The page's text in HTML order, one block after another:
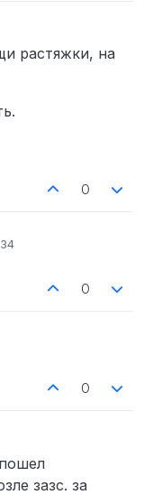
растяжки, на
0
0
0
зазс. за